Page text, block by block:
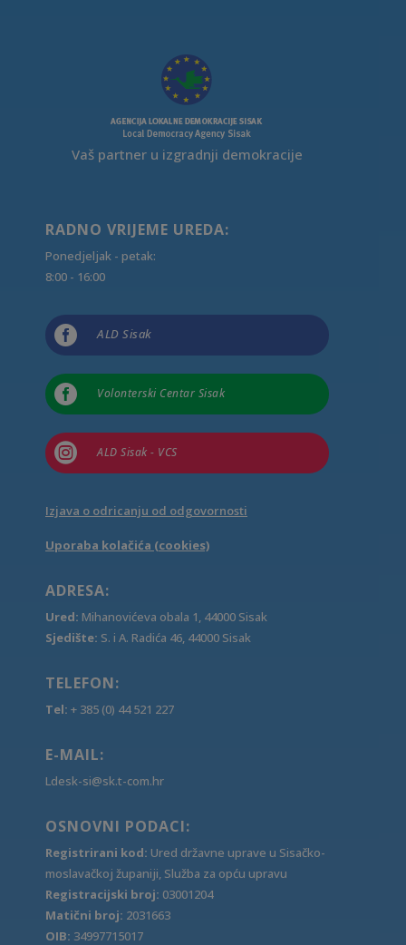
Vaš partner u izgradnji demokracije
RADNO VRIJEME UREDA:
Ponedjeljak - petak:
8:00 - 16:00
 ALD Sisak
 Volonterski Centar Sisak
 ALD Sisak - VCS
Izjava o odricanju od odgovornosti
Uporaba kolačića (cookies)
ADRESA:
Ured: Mihanovićeva obala 1, 44000 Sisak
Sjedište: S. i A. Radića 46, 44000 Sisak
TELEFON:
Tel: + 385 (0) 44 521 227
E-MAIL:
Ldesk-si@sk.t-com.hr
OSNOVNI PODACI:
Registrirani kod: Ured državne uprave u Sisačko-
moslavačkoj županiji, Služba za opću upravu
Registracijski broj: 03001204
Matični broj: 2031663
OIB: 34997715017